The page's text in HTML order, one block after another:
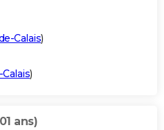
Calais)
)
ans)